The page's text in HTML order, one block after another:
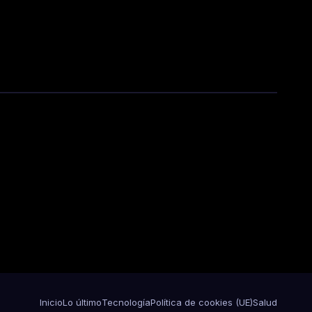
InicioLo últimoTecnologíaPolítica de cookies (UE)Salud